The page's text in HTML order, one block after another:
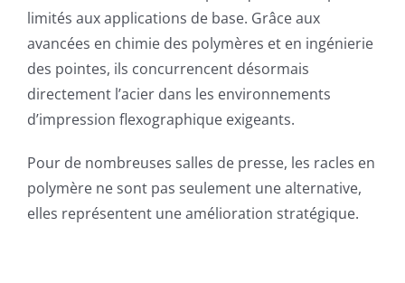
limités aux applications de base. Grâce aux
avancées en chimie des polymères et en ingénierie
des pointes, ils concurrencent désormais
directement l’acier dans les environnements
d’impression flexographique exigeants.
Pour de nombreuses salles de presse, les racles en
polymère ne sont pas seulement une alternative,
elles représentent une amélioration stratégique.